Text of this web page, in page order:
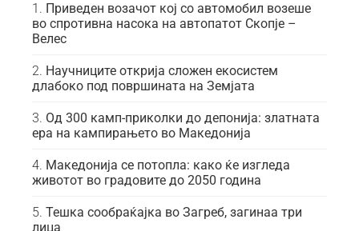
Приведен возачот кој со автомобил возеше
во спротивна насока на автопатот Скопје –
Велес
Научниците открија сложен екосистем
длабоко под површината на Земјата
Од 300 камп-приколки до депонија: златната
ера на кампирањето во Македонија
Македонија се потопла: како ќе изгледа
животот во градовите до 2050 година
Тешка сообраќајка во Загреб, загинаа три
лица